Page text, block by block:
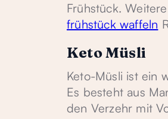
Frühstück.
frühstück waffeln
Keto Müsli
Keto-Müsli ist ein
Es besteht aus
den Verzehr mit